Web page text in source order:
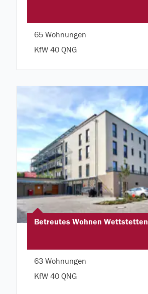
65 Wohnungen
KfW 40 QNG
Betreutes Wohnen Wettstetten
63 Wohnungen
KfW 40 QNG